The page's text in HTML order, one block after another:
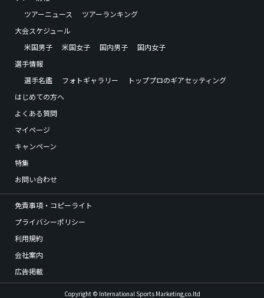
ツアーニュース
ツアーランキング
大会スケジュール
米国男子
米国女子 国内男子
国内女子
選手情報
選手名鑑
フォトギャラリー
トッププロのギアセッティング
はじめての方へ
よくある質問
マイページ
キャンペーン
特集
お問い合わせ
免責事項・コピーライト
プライバシーポリシー
利用規約
会社案内
広告掲載
Copyright © International Sports Marketing,co.ltd